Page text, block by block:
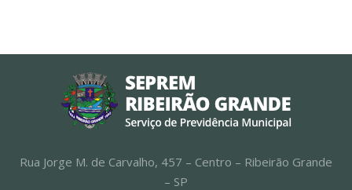
Rua Jorge M. de Carvalho, 457 – Centro – Ribeirão Grande
– SP